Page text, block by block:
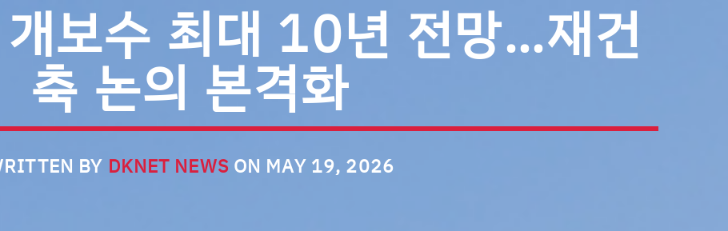
보수 최대 10년 전망…재건
축 논의 본격화
BY DKNET NEWS ON MAY 19, 2026